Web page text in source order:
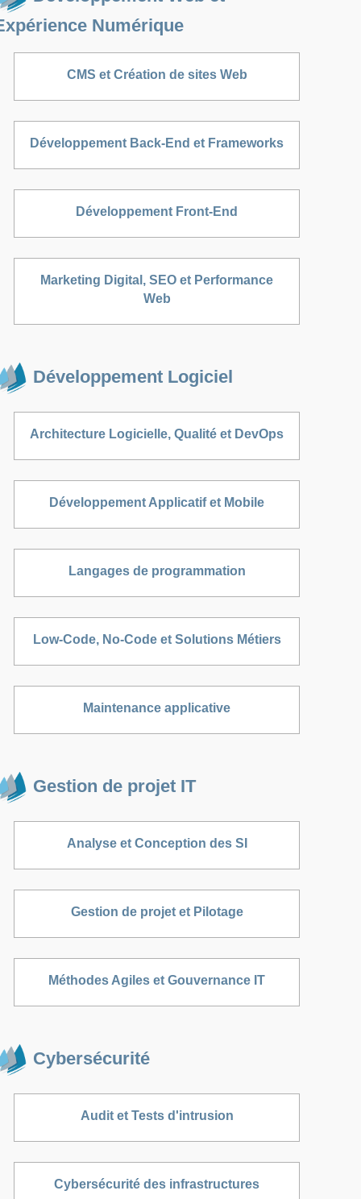
Numérique
CMS et Création de sites Web
Développement Back-End et Frameworks
Développement Front-End
Marketing Digital, SEO et Performance
Web
Développement Logiciel
Architecture Logicielle, Qualité et DevOps
Développement Applicatif et Mobile
Langages de programmation
Low-Code, No-Code et Solutions Métiers
Maintenance applicative
Gestion de projet IT
Analyse et Conception des SI
Gestion de projet et Pilotage
Méthodes Agiles et Gouvernance IT
Cybersécurité
Audit et Tests d'intrusion
Cybersécurité des infrastructures